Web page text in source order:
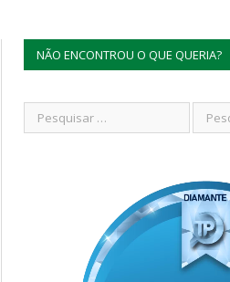
NÃO ENCONTROU O QUE QUERIA?